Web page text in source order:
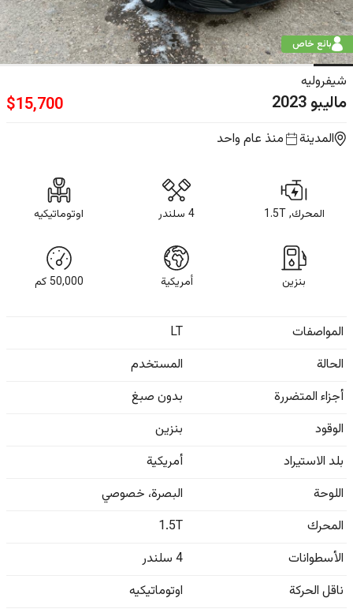
بائع خاص
شيفروليه
ماليبو2023
$15,700
المدينة منذ عام واحد
المحرك, 1.5T 4 سلندر اوتوماتيكيه
بنزين أمريكية 50,000 كم
المواصفات
LT
الحالة
المستخدم
أجزاء المتضررة
بدون صبغ
الوقود
بنزين
بلد الاستيراد
أمريكية
اللوحة
البصرة، خصوصي
المحرك
1.5T
الأسطوانات
4 سلندر
ناقل الحركة
اوتوماتيكيه